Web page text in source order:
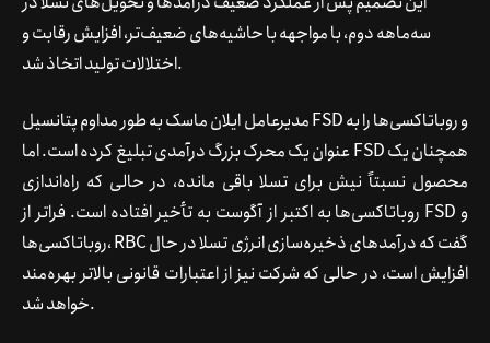
سه‌ماهه دوم، با مواجهه با حاشیه‌های ضعیف‌تر، افزایش رقابت و
اختلالات تولید اتخاذ شد.
مدیرعامل ایلان ماسک به طور مداوم پتانسیل FSD و روباتاکسی‌ها را به
عنوان یک محرک بزرگ درآمدی تبلیغ کرده است. اما FSD همچنان یک
محصول نسبتاً نیش برای تسلا باقی مانده، در حالی که راه‌اندازی
روباتاکسی‌ها به اکتبر از آگوست به تأخیر افتاده است. فراتر از FSD و
روباتاکسی‌ها، RBC گفت که درآمدهای ذخیره‌سازی انرژی تسلا در حال
افزایش است، در حالی که شرکت نیز از اعتبارات قانونی بالاتر بهره‌مند
خواهد شد.